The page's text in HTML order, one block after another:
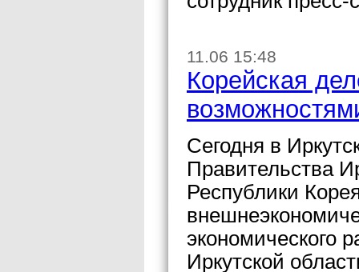
11.06 15:48
Корейская
Сегодня в
Правительства
Республики
экономического
Иркутской